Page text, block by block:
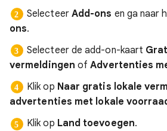
Selecteer Add-ons en ga naar
ons.
Selecteer de add-on-kaart
vermeldingen ofAdvertenties
Klik op Naar gratis lokale
advertenties met lokale
Klik op Land toevoegen.